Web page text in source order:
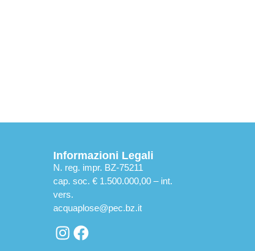
Informazioni Legali
N. reg. impr. BZ-75211
cap. soc. € 1.500.000,00 – int.
vers.
acquaplose@pec.bz.it